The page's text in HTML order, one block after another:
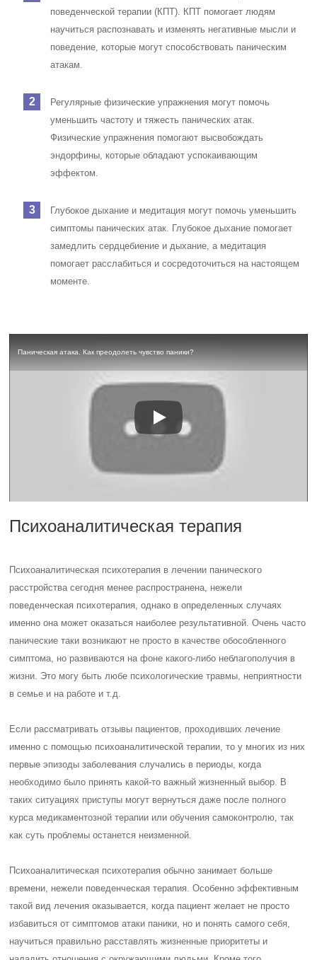
поведенческой терапии (КПТ). КПТ помогает людям
научиться распознавать и изменять негативные мысли и
поведение, которые могут способствовать паническим
атакам.
Регулярные физические упражнения могут помочь
уменьшить частоту и тяжесть панических атак.
Физические упражнения помогают высвобождать
эндорфины, которые обладают успокаивающим
эффектом.
Глубокое дыхание и медитация могут помочь уменьшить
симптомы панических атак. Глубокое дыхание помогает
замедлить сердцебиение и дыхание, а медитация
помогает расслабиться и сосредоточиться на настоящем
моменте.
Паническая атака. Как преодолеть чувство паники?
Психоаналитическая терапия
Психоаналитическая психотерапия в лечении панического
расстройства сегодня менее распространена, нежели
поведенческая психотерапия, однако в определенных случаях
именно она может оказаться наиболее результативной. Очень часто
панические таки возникают не просто в качестве обособленного
симптома, но развиваются на фоне какого-либо неблагополучия в
жизни. Это могу быть любе психологические травмы, неприятности
в семье и на работе и т.д.
Если рассматривать отзывы пациентов, проходивших лечение
именно с помощью психоаналитической терапии, то у многих из них
первые эпизоды заболевания случались в периоды, когда
необходимо было принять какой-то важный жизненный выбор. В
таких ситуациях приступы могут вернуться даже после полного
курса медикаментозной терапии или обучения самоконтролю, так
как суть проблемы останется неизменной.
Психоаналитическая психотерапия обычно занимает больше
времени, нежели поведенческая терапия. Особенно эффективным
такой вид лечения оказывается, когда пациент желает не просто
избавиться от симптомов атаки паники, но и понять самого себя,
научиться правильно расставлять жизненные приоритеты и